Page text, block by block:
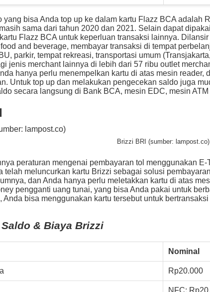
yang bisa Anda top up ke dalam kartu Flazz BCA adalah
sama dari tahun 2020 dan 2021. Selain dapat
Flazz BCA untuk keperluan transaksi lainnya.
and beverage, membayar transaksi di tempat
parkir, tempat rekreasi, transportasi umum
jenis merchant lainnya di lebih dari 57 ribu outlet
hanya perlu menempelkan kartu di atas mesin reader,
Untuk top up dan melakukan pengecekan saldo juga
secara langsung di Bank BCA, mesin EDC, mesin
Brizzi BRI (sumber: lampost.co)
peraturan mengenai pembayaran tol menggunakan
telah meluncurkan kartu Brizzi sebagai solusi
dan Anda hanya perlu meletakkan kartu di atas
pengganti uang tunai, yang bisa Anda pakai untuk
Anda bisa menggunakan kartu tersebut untuk
& Biaya Brizzi
Nominal
Rp20.000
NFC: